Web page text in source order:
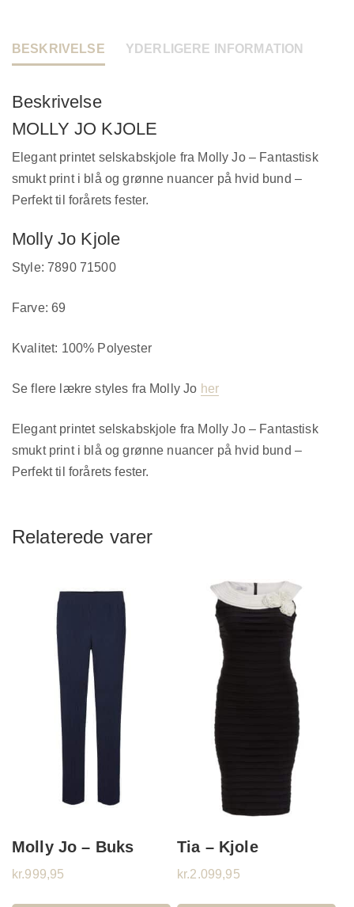
BESKRIVELSE YDERLIGERE INFORMATION
Beskrivelse
MOLLY JO KJOLE
Elegant printet selskabskjole fra Molly Jo – Fantastisk
smukt print i blå og grønne nuancer på hvid bund –
Perfekt til forårets fester.
Molly Jo Kjole
Style: 7890 71500
Farve: 69
Kvalitet: 100% Polyester
Se flere lækre styles fra Molly Jo her
Elegant printet selskabskjole fra Molly Jo – Fantastisk
smukt print i blå og grønne nuancer på hvid bund –
Perfekt til forårets fester.
Relaterede varer
Molly Jo – Buks
kr.999,95
Tia – Kjole
kr.2.099,95